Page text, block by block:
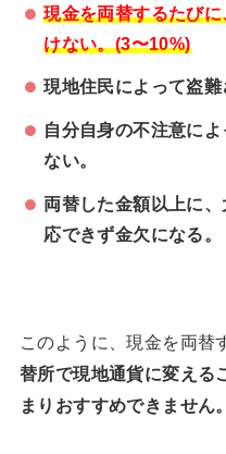
現金を両替するたび
けない。(3〜10%)
現地住民によって盗難
自分自身の不注意に
ない。
両替した金額以上に
応できず金欠になる。
このように、現金を両替
替所で現地通貨に変える
まりおすすめできません。